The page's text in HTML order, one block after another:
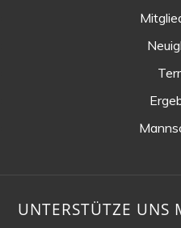
UNTERSTÜTZE UNS